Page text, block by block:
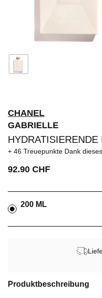
CHANEL
GABRIELLE
46 Treuepunkte Dank
92.90 CHF
200 ML
Produktbeschreibung